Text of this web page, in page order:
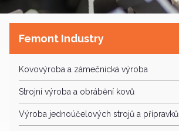
Femont Industry
Kovovýroba a zámečnická výroba
Strojní výroba a obrábění kovů
Výroba jednoúčelových strojů a přípravků